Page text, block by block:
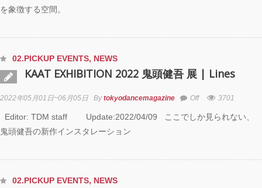
を象徴する空間。
02.PICKUP EVENTS, NEWS
KAAT EXHIBITION 2022 鬼頭健吾 展 | Lines
2022年05月01日~06月05日 Bytokyodancemagazine Off 3701
Editor: TDM staff Update:2022/04/09 ここでしか見られない、
鬼頭健吾の新作インスタレーション
02.PICKUP EVENTS, NEWS